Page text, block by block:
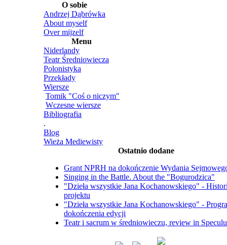
O sobie
Andrzej Dąbrówka
About myself
Over mijzelf
Menu
Niderlandy
Teatr Średniowiecza
Polonistyka
Przekłady
Wiersze
Tomik "Coś o niczym"
Wczesne wiersze
Bibliografia
.
Blog
Wieża Mediewisty
Ostatnio dodane
Grant NPRH na dokończenie Wydania
Singing in the Battle. About the "Bogurodzica"
"Dzieła wszystkie Jana Kochanowskiego" -
projektu
"Dzieła wszystkie Jana Kochanowskiego" -
dokończenia edycji
Teatr i sacrum w średniowieczu, review in